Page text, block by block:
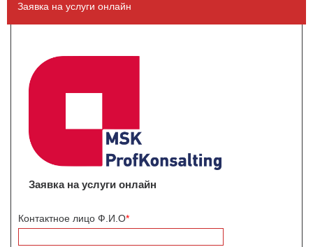
Заявка на услуги онлайн
Заявка на услуги онлайн
Контактное лицо Ф.И.О*